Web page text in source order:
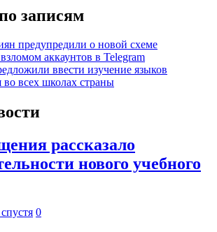
записям
предупредили о новой схеме
аккаунтов в Telegram
ввести изучение языков
всех школах страны
рассказало
нового учебного
0